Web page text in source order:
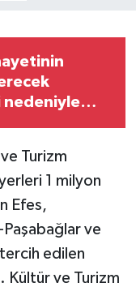
nedeniyle
Turizm
1 milyon
Efes,
ve
edilen
Kültür ve Turizm